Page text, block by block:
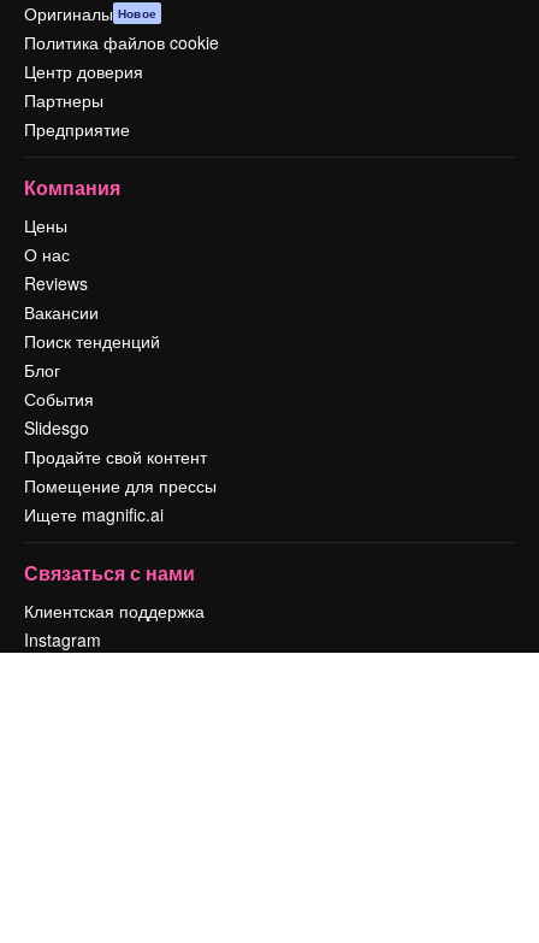
Оригиналы Новое
Политика файлов cookie
Центр доверия
Партнеры
Предприятие
Компания
Цены
О нас
Reviews
Вакансии
Поиск тенденций
Блог
События
Slidesgo
Продайте свой контент
Помещение для прессы
Ищете magnific.ai
Связаться с нами
Клиентская поддержка
Instagram